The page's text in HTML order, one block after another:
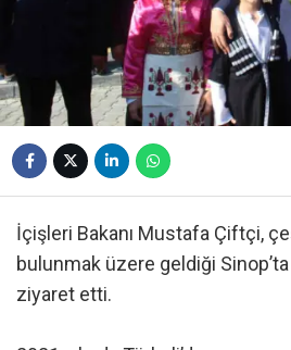
İçişleri Bakanı Mustafa Çiftçi,
bulunmak üzere geldiği
ziyaret etti.